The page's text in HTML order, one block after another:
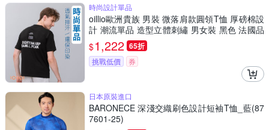
時尚設計單品
oillio歐洲貴族 男裝 微落肩款圓領T恤 厚磅棉設
計 潮流單品 造型立體刺繡 男女裝 黑色 法國品
牌
$1,222 65折
挑戰低價 券
日本原裝進口
BARONECE 深淺交織刷色設計短袖T恤_藍(87
7601-25)